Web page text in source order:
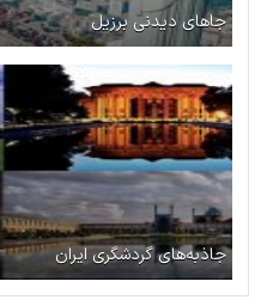
جاهای دیدنی برزیل
جاذبه‌های گردشگری ایران